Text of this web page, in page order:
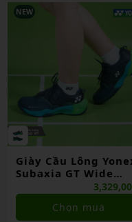
NEW
Giày Cầu Lông
Subaxia GT Wide
Dark Green Chính
Hãng
Chọn mua